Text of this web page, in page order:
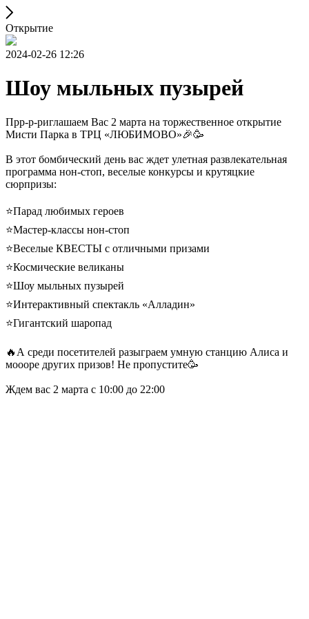
Открытие
2024-02-26 12:26
Шоу мыльных пузырей
Прр-р-риглашаем Вас 2 марта на торжественное открытие
Мисти Парка в ТРЦ «ЛЮБИМОВО»🎉🥳
В этот бомбический день вас ждет улетная развлекательная
программа нон-стоп, веселые конкурсы и крутяцкие
сюрпризы:
⭐Парад любимых героев
⭐Мастер-классы нон-стоп
⭐Веселые КВЕСТЫ с отличными призами
⭐Космические великаны
⭐Шоу мыльных пузырей
⭐Интерактивный спектакль «Алладин»
⭐Гигантский шаропад
🔥А среди посетителей разыграем умную станцию Алиса и
моооре других призов! Не пропустите🥳
Ждем вас 2 марта с 10:00 до 22:00